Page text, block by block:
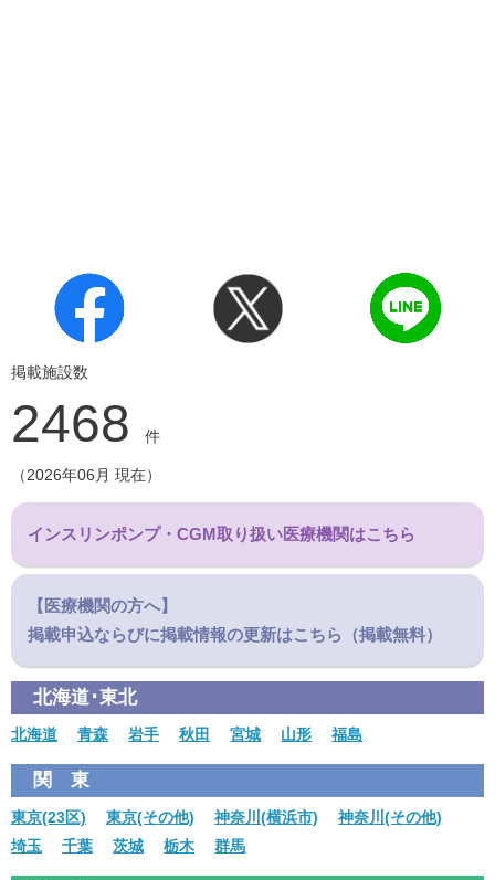
掲載施設数
2468 件
（2026年06月 現在）
インスリンポンプ・CGM取り扱い医療機関はこちら
【医療機関の方へ】
掲載申込ならびに掲載情報の更新はこちら（掲載無料）
北海道･東北
北海道 青森 岩手 秋田 宮城 山形 福島
関 東
東京(23区) 東京(その他) 神奈川(横浜市)
神奈川(その他)
埼玉
千葉 茨城 栃木 群馬